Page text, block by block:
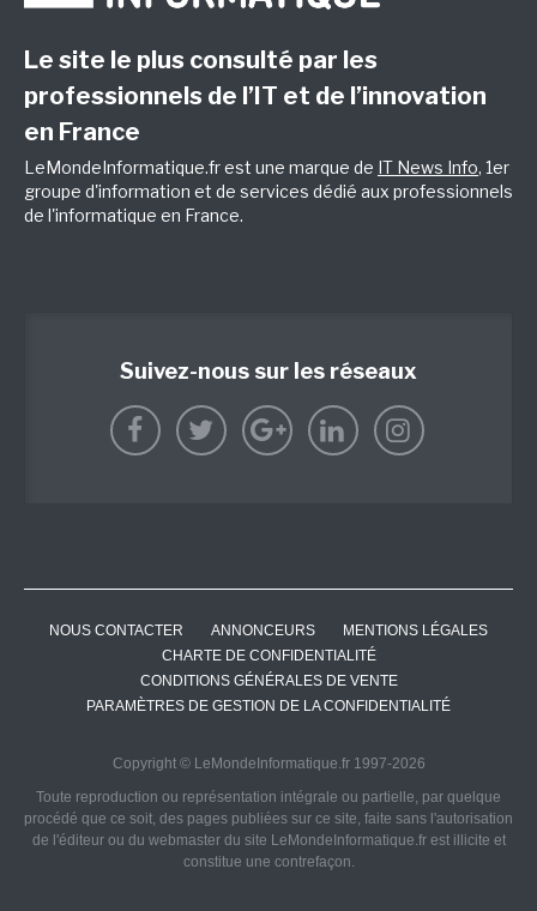
Le site le plus consulté par les
professionnels de l’IT et de l’innovation
en France
LeMondeInformatique.fr est une marque de IT News Info, 1er
groupe d'information et de services dédié aux professionnels
de l'informatique en France.
Suivez-nous sur les réseaux
NOUS CONTACTER ANNONCEURS
MENTIONS LÉGALES
CHARTE DE CONFIDENTIALITÉ
CONDITIONS GÉNÉRALES DE VENTE
PARAMÈTRES DE GESTION DE LA CONFIDENTIALITÉ
Copyright © LeMondeInformatique.fr 1997-2026
Toute reproduction ou représentation intégrale ou partielle, par quelque
procédé que ce soit, des pages publiées sur ce site, faite sans l'autorisation
de l'éditeur ou du webmaster du site LeMondeInformatique.fr est illicite et
constitue une contrefaçon.